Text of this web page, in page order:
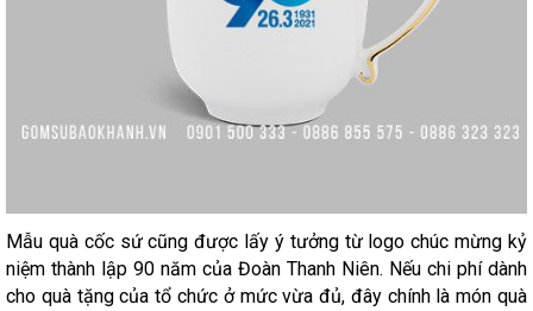
Mẫu quà cốc sứ cũng được lấy ý tưởng từ logo chúc mừng kỷ
niệm thành lập 90 năm của Đoàn Thanh Niên. Nếu chi phí dành
cho quà tặng của tổ chức ở mức vừa đủ, đây chính là món quà